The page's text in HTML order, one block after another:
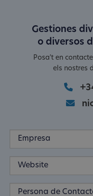
Gestiones
o diversos
Posa't en
els nostres